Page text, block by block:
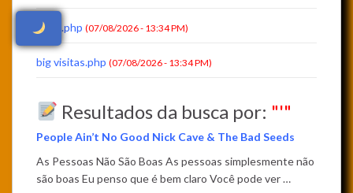
aviso.php (07/08/2026 - 13:34 PM)
big visitas.php (07/08/2026 - 13:34 PM)
Resultados da busca por: "'"
People Ain’t No Good Nick Cave & The Bad Seeds
As Pessoas Não São Boas As pessoas simplesmente não
são boas Eu penso que é bem claro Você pode ver …